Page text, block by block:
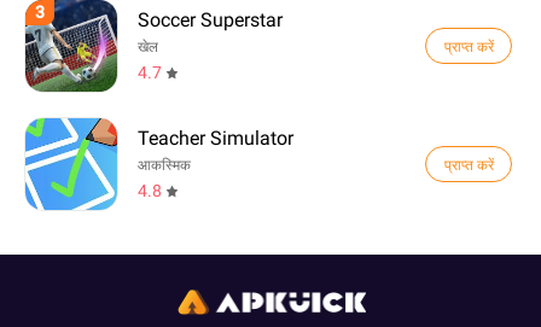
3 Soccer Superstar
खेल
4.7
प्राप्त करें
Teacher Simulator
आकस्मिक
4.8
प्राप्त करें